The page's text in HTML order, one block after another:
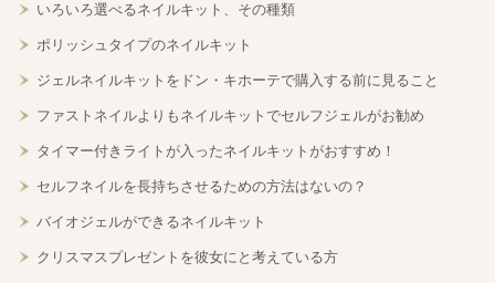
いろいろ選べるネイルキット、その種類
ポリッシュタイプのネイルキット
ジェルネイルキットをドン・キホーテで購入する前に見ること
ファストネイルよりもネイルキットでセルフジェルがお勧め
タイマー付きライトが入ったネイルキットがおすすめ！
セルフネイルを長持ちさせるための方法はないの？
バイオジェルができるネイルキット
クリスマスプレゼントを彼女にと考えている方